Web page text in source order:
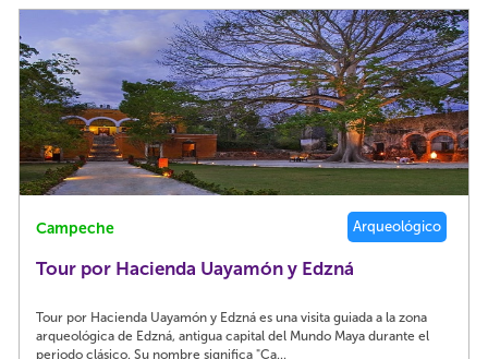
Campeche Arqueológico
Tour por Hacienda Uayamón y Edzná
Tour por Hacienda Uayamón y Edzná es una visita guiada a la zona
arqueológica de Edzná, antigua capital del Mundo Maya durante el
periodo clásico. Su nombre significa "Ca...